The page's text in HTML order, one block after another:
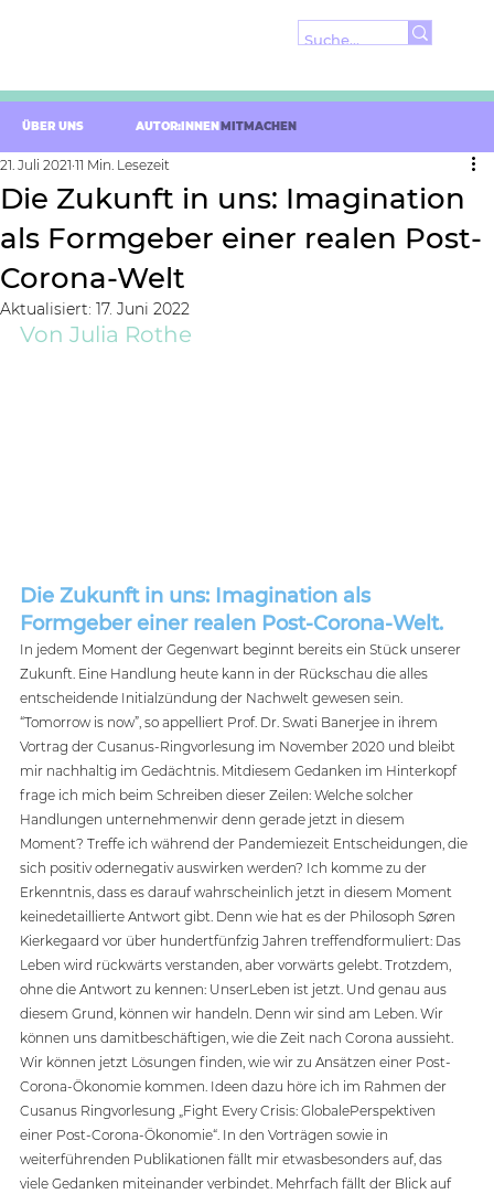
ÜBER UNS AUTOR:INNEN MITMACHEN
Die Zukunft in uns: Imagination
als Formgeber einer realen Post-
Corona-Welt
21. Juli 2021 11 Min. Lesezeit
Aktualisiert: 17. Juni 2022
Von Julia Rothe
Die Zukunft in uns: Imagination als
Formgeber einer realen Post-Corona-Welt.
In jedem Moment der Gegenwart beginnt bereits ein Stück unserer
Zukunft. Eine Handlung heute kann in der Rückschau die alles
entscheidende Initialzündung der Nachwelt gewesen sein.
“Tomorrow is now”, so appelliert Prof. Dr. Swati Banerjee in ihrem
Vortrag der Cusanus-Ringvorlesung im November 2020 und bleibt
mir nachhaltig im Gedächtnis. Mitdiesem Gedanken im Hinterkopf
frage ich mich beim Schreiben dieser Zeilen: Welche solcher
Handlungen unternehmenwir denn gerade jetzt in diesem
Moment? Treffe ich während der Pandemiezeit Entscheidungen, die
sich positiv odernegativ auswirken werden? Ich komme zu der
Erkenntnis, dass es darauf wahrscheinlich jetzt in diesem Moment
keinedetaillierte Antwort gibt. Denn wie hat es der Philosoph Søren
Kierkegaard vor über hundertfünfzig Jahren treffendformuliert: Das
Leben wird rückwärts verstanden, aber vorwärts gelebt. Trotzdem,
ohne die Antwort zu kennen: UnserLeben ist jetzt. Und genau aus
diesem Grund, können wir handeln. Denn wir sind am Leben. Wir
können uns damitbeschäftigen, wie die Zeit nach Corona aussieht.
Wir können jetzt Lösungen finden, wie wir zu Ansätzen einer Post-
Corona-Ökonomie kommen. Ideen dazu höre ich im Rahmen der
Cusanus Ringvorlesung „Fight Every Crisis: GlobalePerspektiven
einer Post-Corona-Ökonomie“. In den Vorträgen sowie in
weiterführenden Publikationen fällt mir etwasbesonders auf, das
viele Gedanken miteinander verbindet. Mehrfach fällt der Blick auf